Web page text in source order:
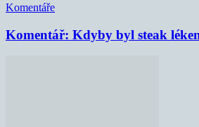
Komentáře
Komentář: Kdyby byl steak